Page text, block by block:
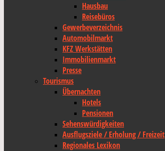
Hausbau
Reisebüros
Gewerbeverzeichnis
Automobilmarkt
KFZ Werkstätten
Immobilienmarkt
Presse
Tourismus
Übernachten
Hotels
Pensionen
Sehenswürdigkeiten
Ausflugsziele / Erholung / Freizeit
Regionales Lexikon